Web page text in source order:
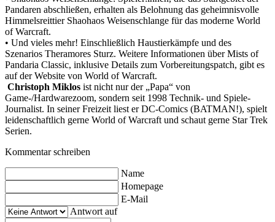
Pandaren abschließen, erhalten als Belohnung das geheimnisvolle
Himmelsreittier Shaohaos Weisenschlange für das moderne World
of Warcraft.
• Und vieles mehr! Einschließlich Haustierkämpfe und des
Szenarios Theramores Sturz. Weitere Informationen über Mists of
Pandaria Classic, inklusive Details zum Vorbereitungspatch, gibt es
auf der Website von World of Warcraft.
Christoph Miklos ist nicht nur der „Papa“ von
Game-/Hardwarezoom, sondern seit 1998 Technik- und Spiele-
Journalist. In seiner Freizeit liest er DC-Comics (BATMAN!), spielt
leidenschaftlich gerne World of Warcraft und schaut gerne Star Trek
Serien.
Kommentar schreiben
Name
Homepage
E-Mail
Antwort auf